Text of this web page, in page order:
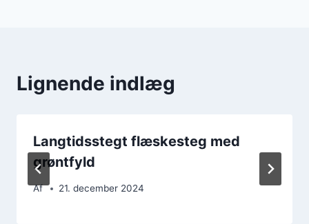
Lignende indlæg
Langtidsstegt flæskesteg med
grøntfyld
Af 21. december 2024